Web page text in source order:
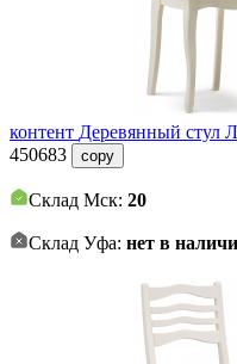
контент Деревянный стул
450683
copy
Склад Мск: 20
Склад Уфа: нет в